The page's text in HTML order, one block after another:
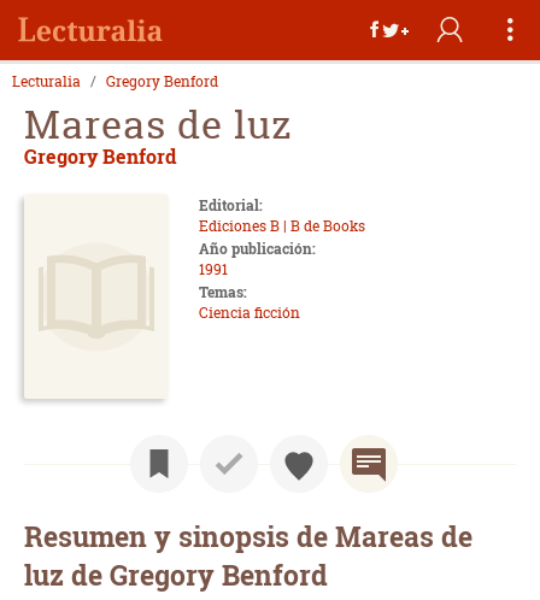
Lecturalia Gregory Benford
Mareas de luz
Gregory Benford
Editorial:
Ediciones B | B de Books
Año publicación:
1991
Temas:
Ciencia ficción
Resumen y sinopsis de Mareas de
luz de Gregory Benford